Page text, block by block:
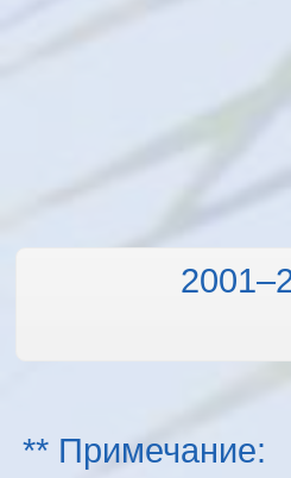
** Примечание: